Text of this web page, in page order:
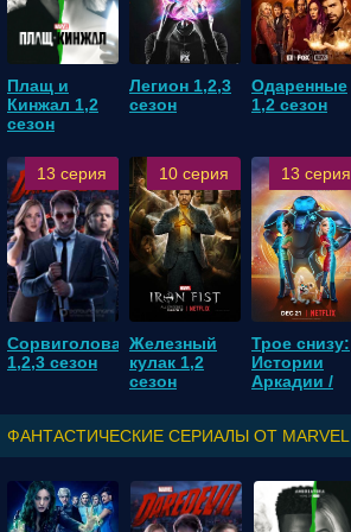
Плащ и
Кинжал 1,2
сезон
Легион 1,2,3
сезон
Одаренные
1,2 сезон
13 серия
Сорвиголова
1,2,3 сезон
10 серия
Железный
кулак 1,2
сезон
13 серия
Трое снизу:
Истории
Аркадии /
ФАНТАСТИЧЕСКИЕ СЕРИАЛЫ ОТ MARVEL